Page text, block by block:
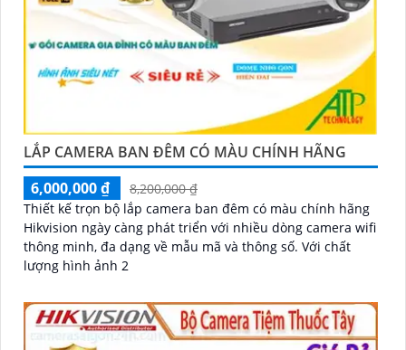
LẮP CAMERA BAN ĐÊM CÓ MÀU CHÍNH HÃNG
6,000,000 ₫
8,200,000 ₫
Thiết kế trọn bộ lắp camera ban đêm có màu chính hãng
Hikvision ngày càng phát triển với nhiều dòng camera wifi
thông minh, đa dạng về mẫu mã và thông số. Với chất
lượng hình ảnh 2